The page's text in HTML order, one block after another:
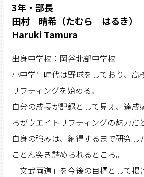
3年・部長
田村 晴希（たむら はるき）
Haruki Tamura
出身中学校：岡谷北部中学校
小中学生時代は野球をしており、高
リフティングを始める。
自分の成長が記録として見え、達成
ろがウエイトリフティングの魅力だ
自身の強みは、納得するまで研究し
ことん突き詰められるところ。
「文武両道」を今後の目標として掲